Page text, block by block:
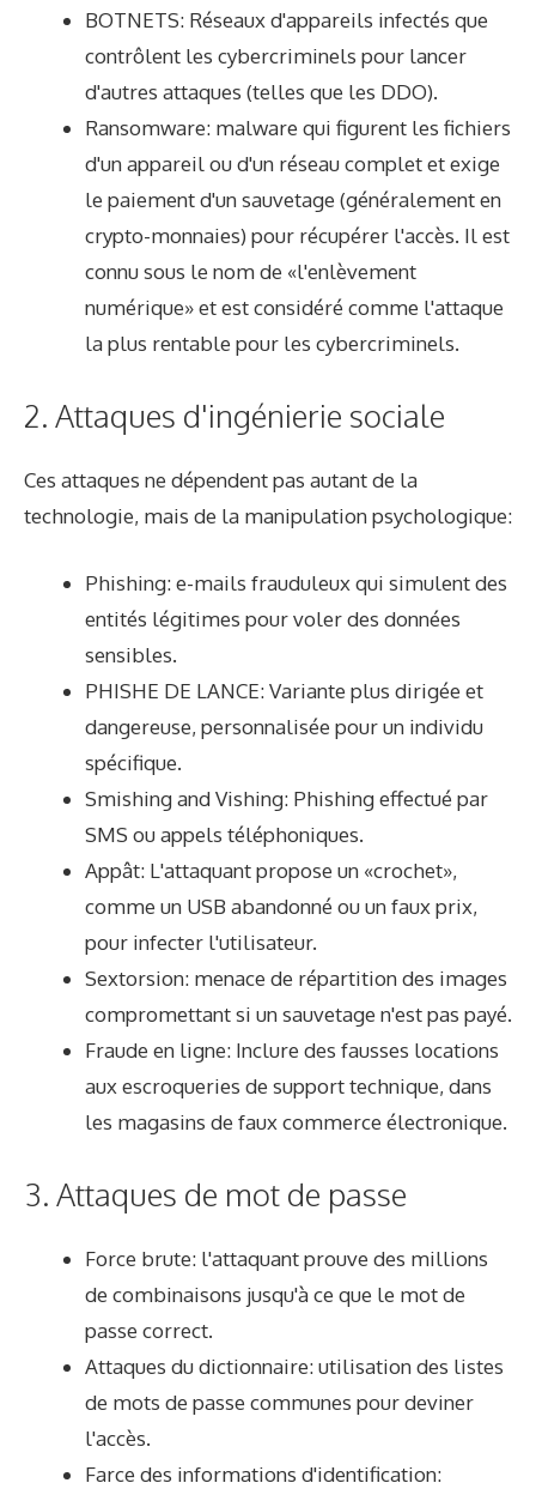
BOTNETS: Réseaux d'appareils infectés que
contrôlent les cybercriminels pour lancer
d'autres attaques (telles que les DDO).
Ransomware: malware qui figurent les fichiers
d'un appareil ou d'un réseau complet et exige
le paiement d'un sauvetage (généralement en
crypto-monnaies) pour récupérer l'accès. Il est
connu sous le nom de «l'enlèvement
numérique» et est considéré comme l'attaque
la plus rentable pour les cybercriminels.
2. Attaques d'ingénierie sociale
Ces attaques ne dépendent pas autant de la
technologie, mais de la manipulation psychologique:
Phishing: e-mails frauduleux qui simulent des
entités légitimes pour voler des données
sensibles.
PHISHE DE LANCE: Variante plus dirigée et
dangereuse, personnalisée pour un individu
spécifique.
Smishing and Vishing: Phishing effectué par
SMS ou appels téléphoniques.
Appât: L'attaquant propose un «crochet»,
comme un USB abandonné ou un faux prix,
pour infecter l'utilisateur.
Sextorsion: menace de répartition des images
compromettant si un sauvetage n'est pas payé.
Fraude en ligne: Inclure des fausses locations
aux escroqueries de support technique, dans
les magasins de faux commerce électronique.
3. Attaques de mot de passe
Force brute: l'attaquant prouve des millions
de combinaisons jusqu'à ce que le mot de
passe correct.
Attaques du dictionnaire: utilisation des listes
de mots de passe communes pour deviner
l'accès.
Farce des informations d'identification: